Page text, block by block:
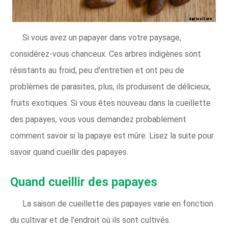
Si vous avez un papayer dans votre paysage,
considérez-vous chanceux. Ces arbres indigènes sont
résistants au froid, peu d'entretien et ont peu de
problèmes de parasites, plus, ils produisent de délicieux,
fruits exotiques. Si vous êtes nouveau dans la cueillette
des papayes, vous vous demandez probablement
comment savoir si la papaye est mûre. Lisez la suite pour
savoir quand cueillir des papayes.
Quand cueillir des papayes
La saison de cueillette des papayes varie en fonction
du cultivar et de l'endroit où ils sont cultivés.